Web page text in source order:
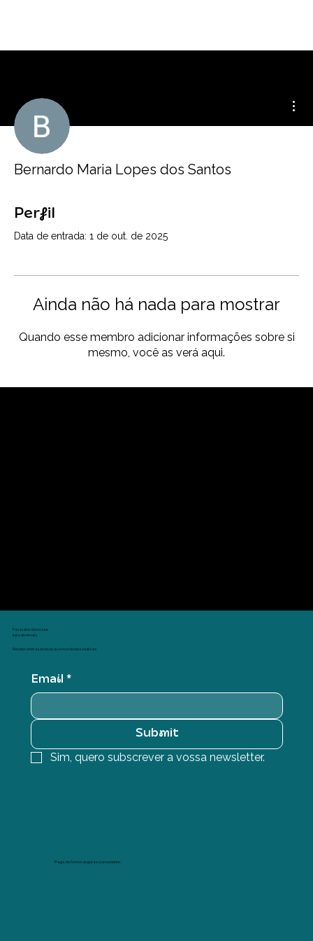
Bernardo Maria Lopes dos Santos
Perfil
Data de entrada: 1 de out. de 2025
Ainda não há nada para mostrar
Quando esse membro adicionar informações sobre si
mesmo, você as verá aqui.
Faz parte da nossa
lista de emails
Recebe ofertas exclusivas e novidades criativas
Email *
Submit
Sim, quero subscrever a vossa newsletter.
Paga de forma segura e conveniente.